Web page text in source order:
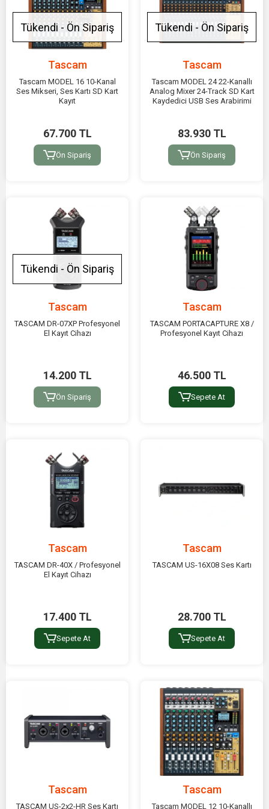
Tükendi - Ön Sipariş
Tascam
Tascam MODEL 16 10-Kanal
Ses Mikseri, Ses Kartı SD Kart
Kayıt
67.700 TL
Ön Sipariş
Tükendi - Ön Sipariş
Tascam
Tascam MODEL 24 22-Kanallı
Analog Mixer 24-Track SD Kart
Kaydedici USB Ses Arabirimi
83.930 TL
Ön Sipariş
Tükendi - Ön Sipariş
Tascam
TASCAM DR-07XP Profesyonel
El Kayıt Cihazı
14.200 TL
Ön Sipariş
Tascam
TASCAM PORTACAPTURE X8 /
Profesyonel Kayıt Cihazı
46.500 TL
Sepete At
Tascam
TASCAM DR-40X / Profesyonel
El Kayıt Cihazı
17.400 TL
Sepete At
Tascam
TASCAM US-16X08 Ses Kartı
28.700 TL
Sepete At
Tascam
TASCAM US-2x2-HR Ses Kartı
Tascam
Tascam MODEL 12 10-Kanallı